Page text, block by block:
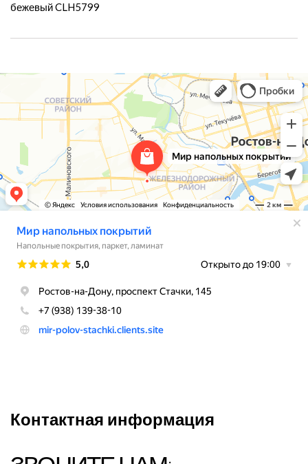
бежевый CLH5799
Контактная информация